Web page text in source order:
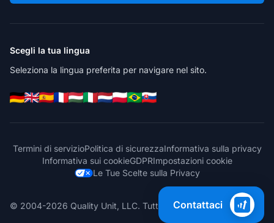
Scegli la tua lingua
Seleziona la lingua preferita per navigare nel sito.
Termini di servizioPolitica di sicurezzaInformativa sulla privacy
Informativa sui cookieGDPRImpostazioni cookie
Le Tue Scelte sulla Privacy
© 2004-2026 Quality Unit, LLC. Tutti i diritti riservati.
Contattaci